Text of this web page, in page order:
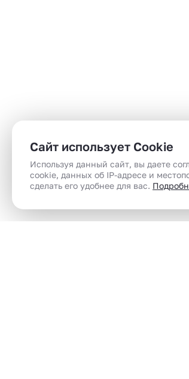
Сайт использует Cookie
Используя данный сайт, вы даете
cookie, данных об IP-адресе и
сделать его удобнее для вас.